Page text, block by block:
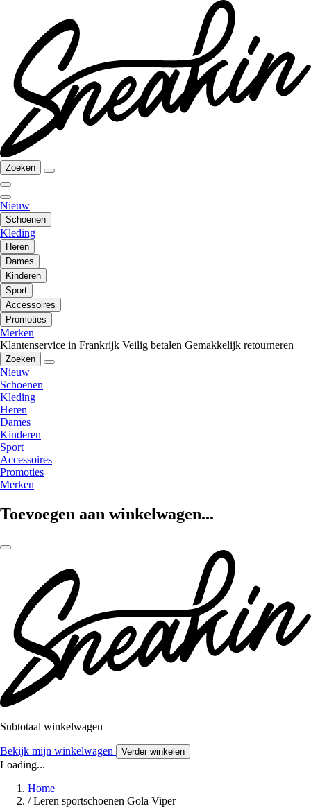
Zoeken
Nieuw
Schoenen
Kleding
Heren
Dames
Kinderen
Sport
Accessoires
Promoties
Merken
Klantenservice in Frankrijk Veilig betalen Gemakkelijk retourneren
Zoeken
Nieuw
Schoenen
Kleding
Heren
Dames
Kinderen
Sport
Accessoires
Promoties
Merken
Toevoegen aan winkelwagen...
Subtotaal winkelwagen
Bekijk mijn winkelwagen Verder winkelen
Loading...
Home
/ Leren sportschoenen Gola Viper